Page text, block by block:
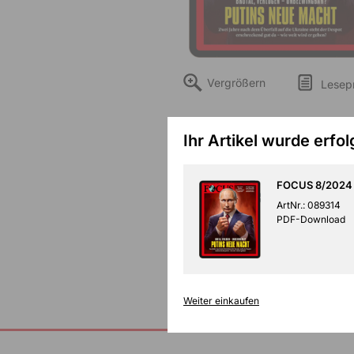
Vergrößern
Ihr Artikel wurde
FOCUS 8/
ArtNr.: 089314
PDF-Download
Weiter einkaufen